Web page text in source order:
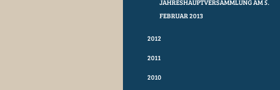
JAHRESHAUPTVERSAMMLUNG AM 5.
FEBRUAR 2013
2012
2011
2010